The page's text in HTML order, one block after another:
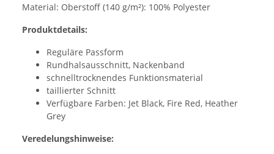
Material: Oberstoff (140 g/m²): 100% Polyester
Produktdetails:
Reguläre Passform
Rundhalsausschnitt, Nackenband
schnelltrocknendes Funktionsmaterial
taillierter Schnitt
Verfügbare Farben: Jet Black, Fire Red, Heather
Grey
Veredelungshinweise: